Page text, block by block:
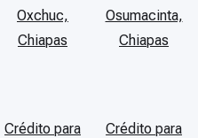
Oxchuc,
Chiapas
Osumacinta,
Chiapas
Crédito para
Crédito para